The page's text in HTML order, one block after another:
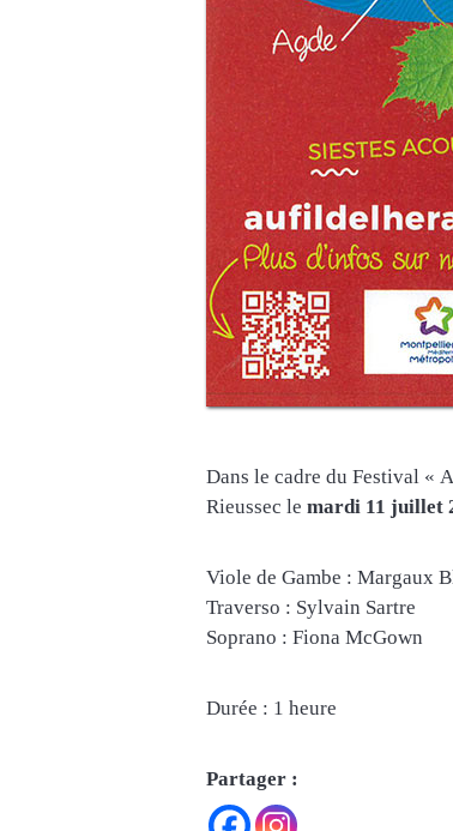
Dans le cadre du Festival «
Rieussec le mardi 11 juillet
Viole de Gambe : Margaux
Traverso : Sylvain Sartre
Soprano : Fiona McGown
Durée : 1 heure
Partager :